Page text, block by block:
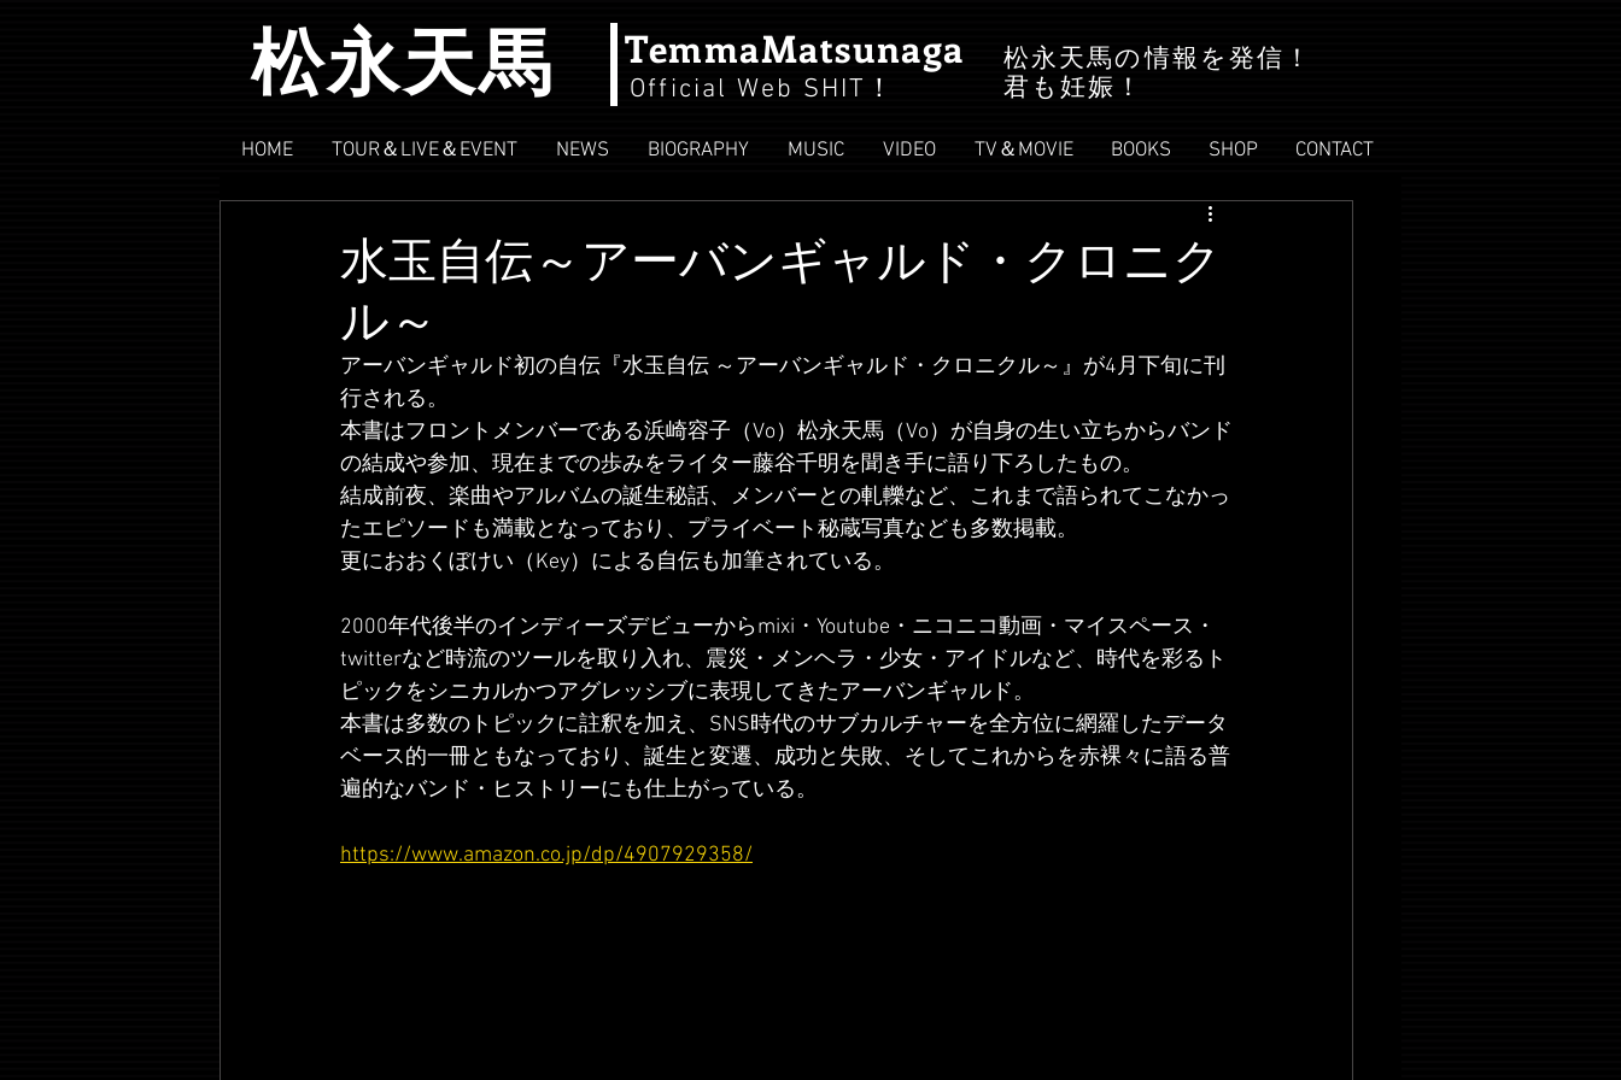
松永天馬 TemmaMatsunaga
Official Web SHIT ！
松永天馬の情報を発信！
君も妊娠！
HOME TOUR＆LIVE＆EVENT NEWS BIOGRAPHY MUSIC VIDEO TV＆MOVIE BOOKS SHOP CONTACT
水玉自伝～アーバンギャルド・クロニク
ル～
アーバンギャルド初の自伝『水玉自伝 ～アーバンギャルド・クロニクル～』が4月下旬に刊
行される。
本書はフロントメンバーである浜崎容子（Vo）松永天馬（Vo）が自身の生い立ちからバンド
の結成や参加、現在までの歩みをライター藤谷千明を聞き手に語り下ろしたもの。
結成前夜、楽曲やアルバムの誕生秘話、メンバーとの軋轢など、これまで語られてこなかっ
たエピソードも満載となっており、プライベート秘蔵写真なども多数掲載。
更におおくぼけい（Key）による自伝も加筆されている。
2000年代後半のインディーズデビューからmixi・Youtube・ニコニコ動画・マイスペース・
twitterなど時流のツールを取り入れ、震災・メンヘラ・少女・アイドルなど、時代を彩るト
ピックをシニカルかつアグレッシブに表現してきたアーバンギャルド。
本書は多数のトピックに註釈を加え、SNS時代のサブカルチャーを全方位に網羅したデータ
ベース的一冊ともなっており、誕生と変遷、成功と失敗、そしてこれからを赤裸々に語る普
遍的なバンド・ヒストリーにも仕上がっている。
https://www.amazon.co.jp/dp/4907929358/